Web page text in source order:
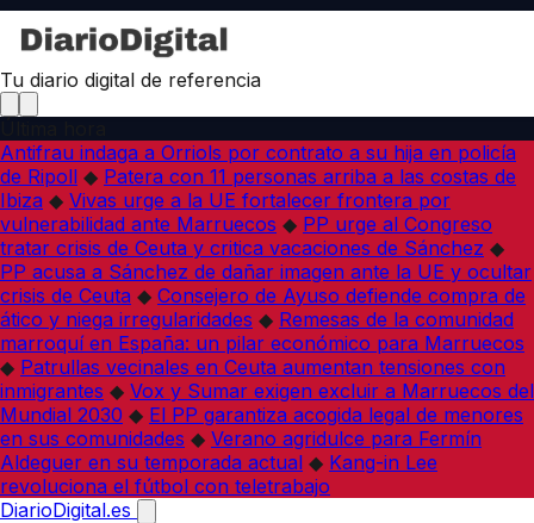
Tu diario digital de referencia
Antifrau indaga a Orriols por contrato a su hija en policía
de Ripoll ◆ Patera con 11 personas arriba a las costas de
Ibiza ◆ Vivas urge a la UE fortalecer frontera por
vulnerabilidad ante Marruecos ◆ PP urge al Congreso
tratar crisis de Ceuta y critica vacaciones de Sánchez ◆
PP acusa a Sánchez de dañar imagen ante la UE y ocultar
crisis de Ceuta ◆ Consejero de Ayuso defiende compra de
ático y niega irregularidades ◆ Remesas de la comunidad
marroquí en España: un pilar económico para Marruecos
◆ Patrullas vecinales en Ceuta aumentan tensiones con
inmigrantes ◆ Vox y Sumar exigen excluir a Marruecos del
Mundial 2030 ◆ El PP garantiza acogida legal de menores
en sus comunidades ◆ Verano agridulce para Fermín
Aldeguer en su temporada actual ◆ Kang-in Lee
revoluciona el fútbol con teletrabajo
DiarioDigital.es